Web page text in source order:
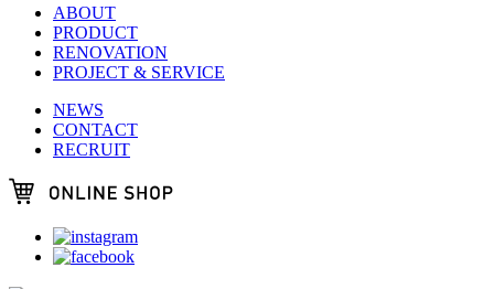
ABOUT
PRODUCT
RENOVATION
PROJECT & SERVICE
NEWS
CONTACT
RECRUIT